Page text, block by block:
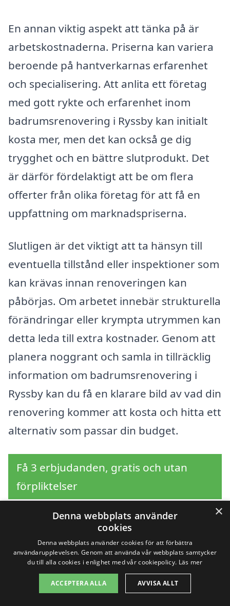
En annan viktig aspekt att tänka på är
arbetskostnaderna. Priserna kan variera
beroende på hantverkarnas erfarenhet
och specialisering. Att anlita ett företag
med gott rykte och erfarenhet inom
badrumsrenovering i Ryssby kan initialt
kosta mer, men det kan också ge dig
trygghet och en bättre slutprodukt. Det
är därför fördelaktigt att be om flera
offerter från olika företag för att få en
uppfattning om marknadspriserna.
Slutligen är det viktigt att ta hänsyn till
eventuella tillstånd eller inspektioner som
kan krävas innan renoveringen kan
påbörjas. Om arbetet innebär strukturella
förändringar eller krympta utrymmen kan
detta leda till extra kostnader. Genom att
planera noggrant och samla in tillräcklig
information om badrumsrenovering i
Ryssby kan du få en klarare bild av vad din
renovering kommer att kosta och hitta ett
alternativ som passar din budget.
Få 3 erbjudanden, gratis och utan
förpliktelser
Sök efter en
professionell för
badrumsrenovering i
×
Denna webbplats använder
cookies
Denna webbplats använder cookies för att förbättra
användarupplevelsen. Genom att använda vår webbplats samtycker
du till alla cookies i enlighet med vår cookiepolicy. Läs mer
ACCEPTERA ALLA AVVISA ALLT